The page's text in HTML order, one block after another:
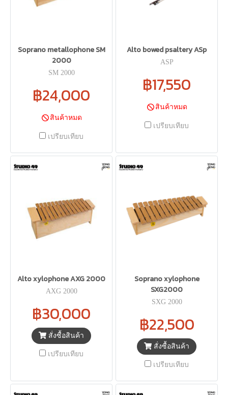
Soprano metallophone SM
2000
SM 2000
฿24,000
สินค้าหมด
เปรียบเทียบ
Alto bowed psaltery ASp
ASP
฿17,550
สินค้าหมด
เปรียบเทียบ
Alto xylophone AXG 2000
AXG 2000
฿30,000
สั่งซื้อสินค้า
เปรียบเทียบ
Soprano xylophone
SXG2000
SXG 2000
฿22,500
สั่งซื้อสินค้า
เปรียบเทียบ